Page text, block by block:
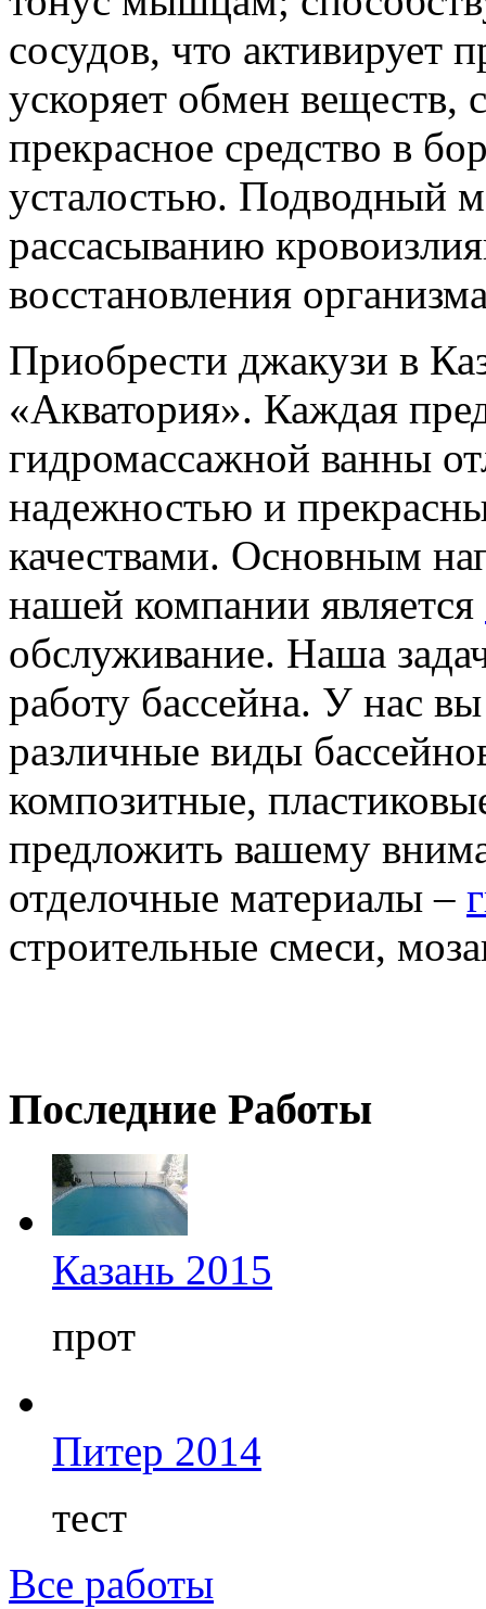
сосудов, что активирует
ускоряет обмен веществ,
прекрасное средство в
усталостью. Подводный
рассасыванию
восстановления
Приобрести джакузи в
«Акватория». Каждая
гидромассажной ванны
надежностью и
качествами. Основным
нашей компании является
обслуживание. Наша
работу бассейна. У нас
различные виды
композитные,
предложить вашему
отделочные материалы –
строительные смеси,
Последние Работы
Казань 2015
прот
Питер 2014
тест
Все работы